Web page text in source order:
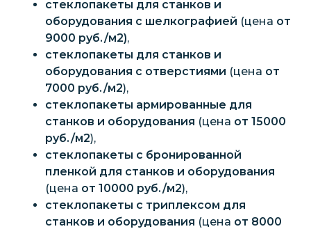
стеклопакеты для станков и
оборудования с шелкографией (цена от
9000 руб./м2),
стеклопакеты для станков и
оборудования с отверстиями (цена от
7000 руб./м2),
стеклопакеты армированные для
станков и оборудования (цена от 15000
руб./м2),
стеклопакеты с бронированной
пленкой для станков и оборудования
(цена от 10000 руб./м2),
стеклопакеты с триплексом для
станков и оборудования (цена от 8000